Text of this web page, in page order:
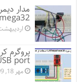
اردیبهشت 20,
port
مهر 18, 1399